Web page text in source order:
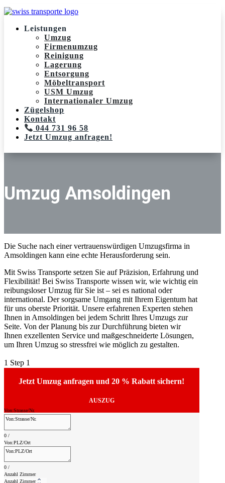
Leistungen
Umzug
Firmenumzug
Reinigung
Lagerung
Entsorgung
Möbeltransport
USM Umzug
Internationaler Umzug
Zügelshop
Kontakt
044 731 96 58
Jetzt Umzug anfragen!
Umzug Amsoldingen
Die Suche nach einer vertrauenswürdigen Umzugsfirma in
Amsoldingen kann eine echte Herausforderung sein.
Mit Swiss Transporte setzen Sie auf Präzision, Erfahrung und
Flexibilität! Bei Swiss Transporte wissen wir, wie wichtig ein
reibungsloser Umzug für Sie ist – sei es national oder
international. Der sorgsame Umgang mit Ihrem Eigentum hat
für uns oberste Priorität. Unsere erfahrenen Experten stehen
Ihnen in Amsoldingen bei jedem Schritt Ihres Umzugs zur
Seite. Von der Planung bis zur Durchführung bieten wir
Ihnen exzellenten Service und maßgeschneiderte Lösungen,
um Ihren Umzug so stressfrei wie möglich zu gestalten.
1 Step 1
Jetzt Umzug anfragen und 20 % Rabatt sichern!
AUSZUG
Von:Strasse/Nr.
0 /
Von:PLZ/Ort
0 /
Anzahl Zimmer